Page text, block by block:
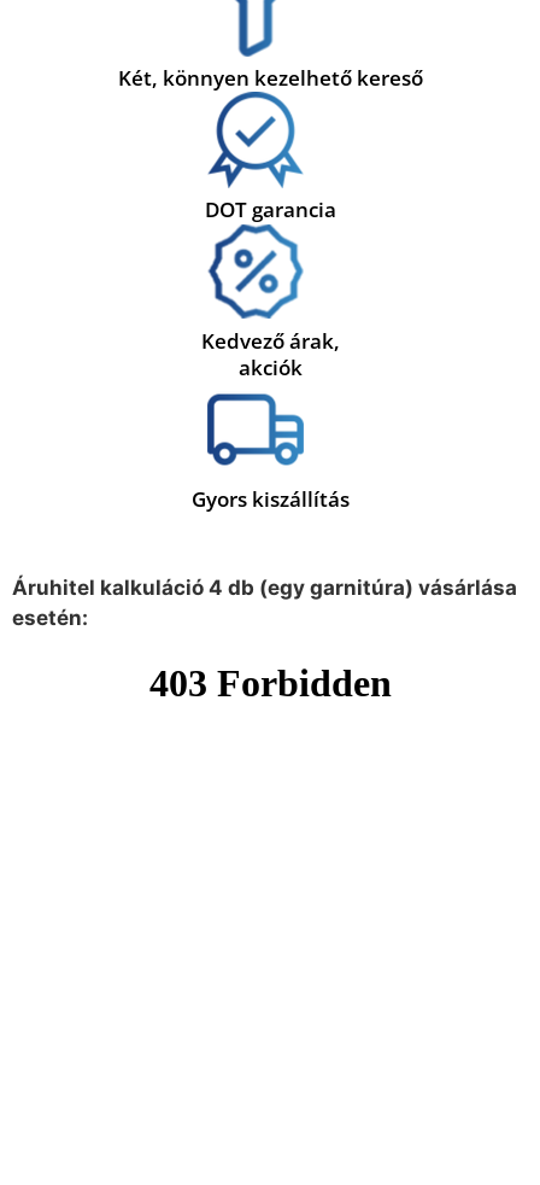
Két, könnyen kezelhető kereső
DOT garancia
Kedvező árak,
akciók
Gyors kiszállítás
Áruhitel kalkuláció 4 db (egy garnitúra) vásárlása
esetén: